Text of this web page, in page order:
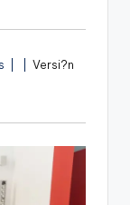
|
Versi?n